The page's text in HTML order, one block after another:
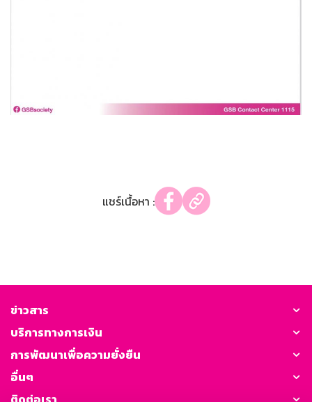
แชร์เนื้อหา :
ข่าวสาร
บริการทางการเงิน
การพัฒนาเพื่อความยั่งยืน
อื่นๆ